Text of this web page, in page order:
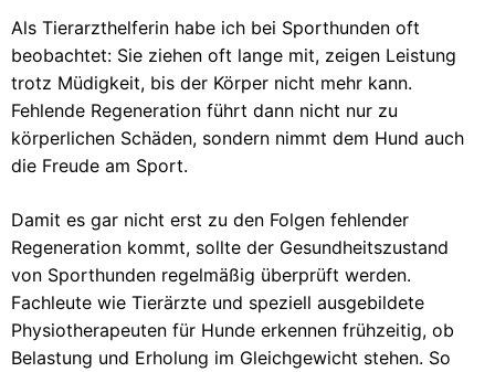
Als Tierarzthelferin habe ich bei Sporthunden oft
beobachtet: Sie ziehen oft lange mit, zeigen Leistung
trotz Müdigkeit, bis der Körper nicht mehr kann.
Fehlende Regeneration führt dann nicht nur zu
körperlichen Schäden, sondern nimmt dem Hund auch
die Freude am Sport.
Damit es gar nicht erst zu den Folgen fehlender
Regeneration kommt, sollte der Gesundheitszustand
von Sporthunden regelmäßig überprüft werden.
Fachleute wie Tierärzte und speziell ausgebildete
Physiotherapeuten für Hunde erkennen frühzeitig, ob
Belastung und Erholung im Gleichgewicht stehen. So